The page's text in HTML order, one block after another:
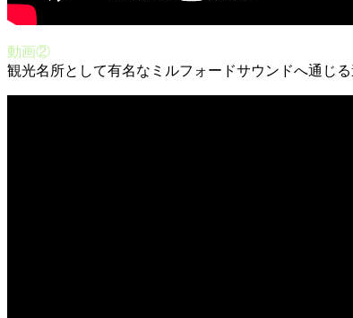
動画②
観光名所として有名なミルフォードサウンドへ通じ